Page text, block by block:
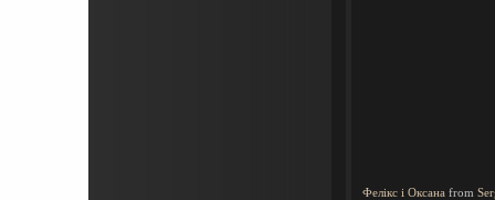
Фелікс і Оксана from